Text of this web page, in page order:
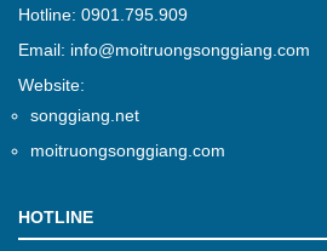
Hotline: 0901.795.909
Email: info@moitruongsonggiang.com
Website:
songgiang.net
moitruongsonggiang.com
HOTLINE